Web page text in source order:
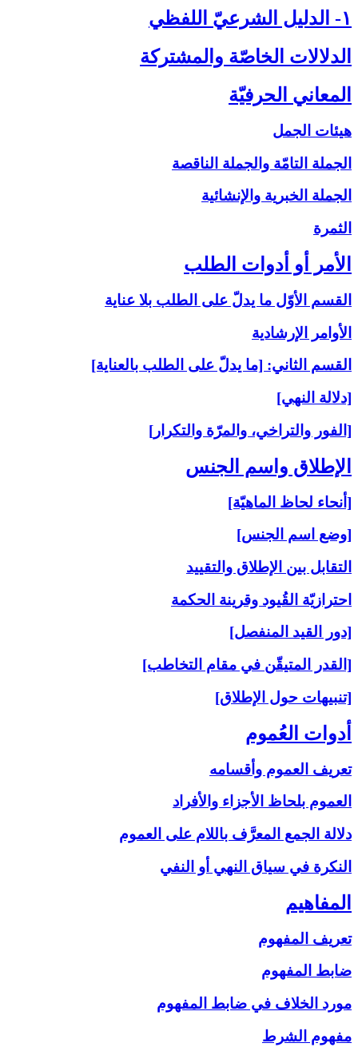
۱- الدليل الشرعيّ اللفظي‏
الدلالات الخاصّة والمشتركة
المعاني الحرفيّة
هيئات الجمل
الجملة التامّة والجملة الناقصة
الجملة الخبرية والإنشائية
الثمرة
الأمر أو أدوات الطلب‏
القسم الأوّل ما يدلّ على الطلب بلا عناية
الأوامر الإرشادية
القسم الثاني: [ما يدلّ على الطلب بالعناية]
[دلالة النهي]
[الفور والتراخي، والمرّة والتكرار]
الإطلاق واسم الجنس‏
[أنحاء لحاظ الماهيّة]
[وضع اسم الجنس]
التقابل بين الإطلاق والتقييد
احترازيّة القُيود وقرينة الحكمة
[دور القيد المنفصل]
[القدر المتيقّن في مقام التخاطب]
[تنبيهات حول الإطلاق]
أدوات العُموم
تعريف العموم وأقسامه
العموم بلحاظ الأجزاء والأفراد
دلالة الجمع المعرَّف باللام على‏ العموم
النكرة في سياق النهي أو النفي
المفاهيم‏
تعريف المفهوم
ضابط المفهوم
مورد الخلاف في ضابط المفهوم
مفهوم الشرط